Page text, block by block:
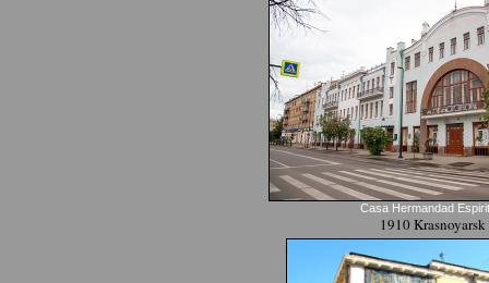
Casa Hermandad
1910 Krasnoyarsk